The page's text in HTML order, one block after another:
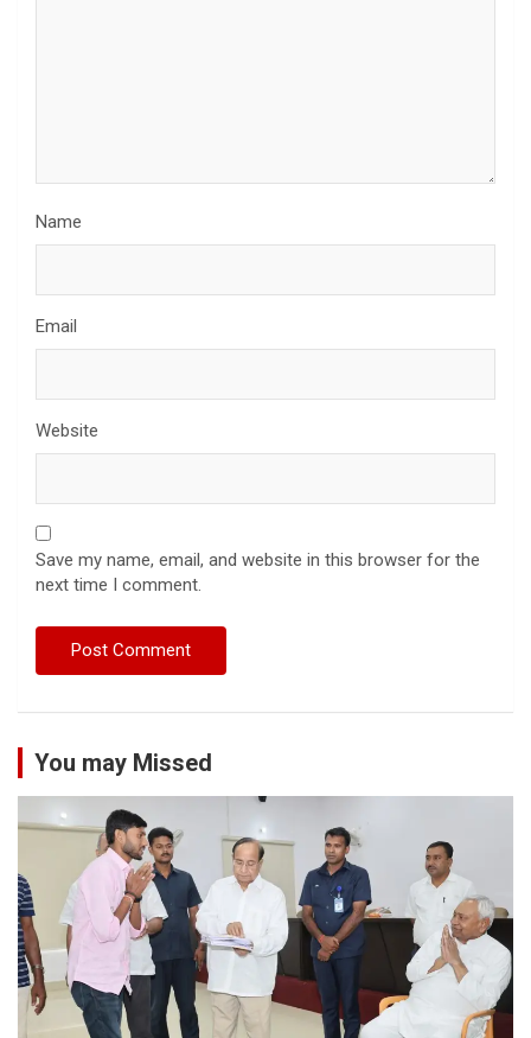
Name
Email
Website
Save my name, email, and website in this browser for the
next time I comment.
You may Missed